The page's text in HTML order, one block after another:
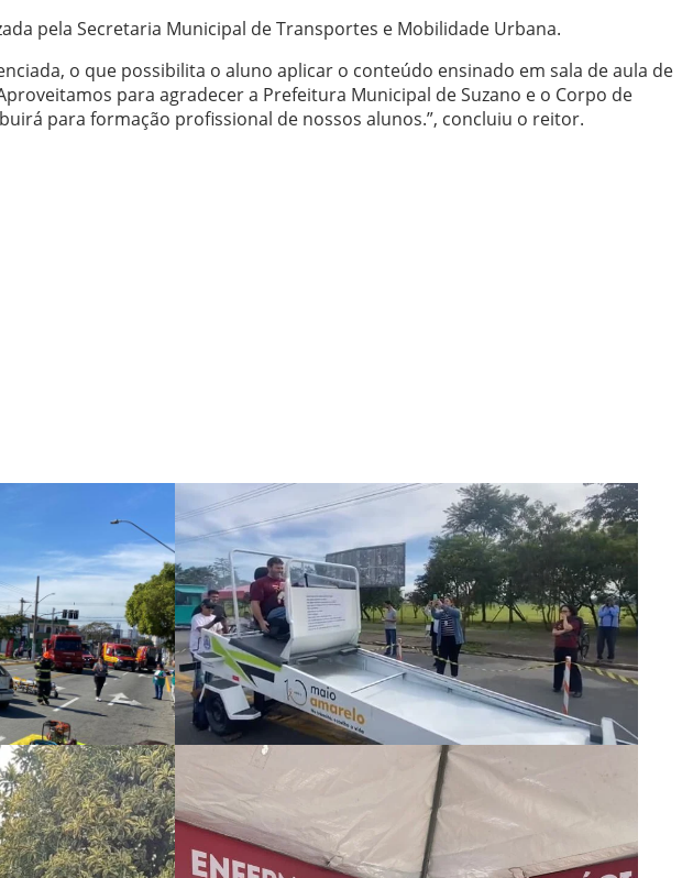
pela Secretaria Municipal de Transportes e Mobilidade Urbana.
o que possibilita o aluno aplicar o conteúdo ensinado em sala de aula de
para agradecer a Prefeitura Municipal de Suzano e o Corpo de
para formação profissional de nossos alunos.”, concluiu o reitor.